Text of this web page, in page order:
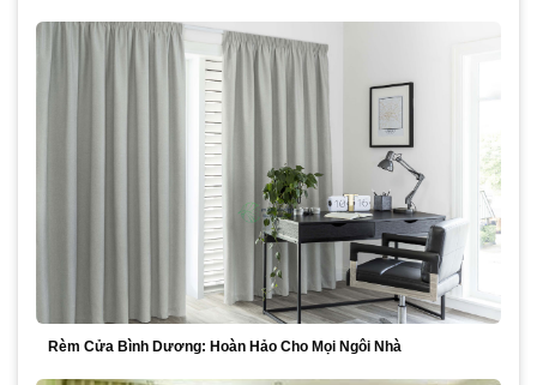
Rèm Cửa Bình Dương: Hoàn Hảo Cho Mọi Ngôi Nhà